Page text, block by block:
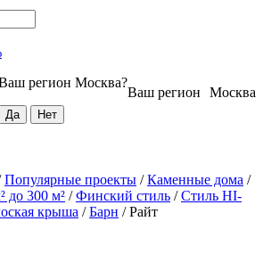
Москва
Ваш регион
регион Москва?
Популярные проекты /Каменные дома /
до 300 м² /Финский стиль /Стиль HI-
крыша /Барн /Райт